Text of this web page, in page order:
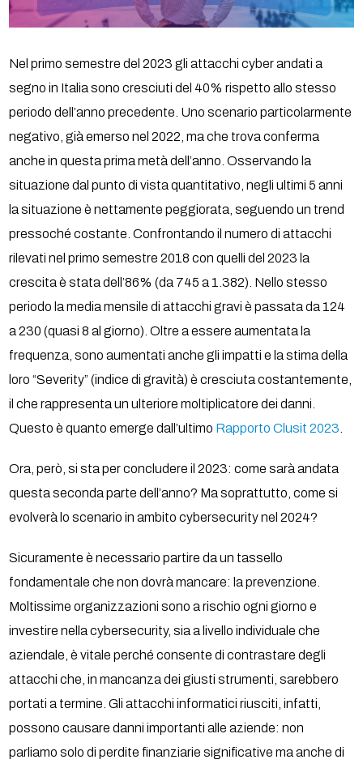
Nel primo semestre del 2023 gli attacchi cyber andati a
segno in Italia sono cresciuti del 40% rispetto allo stesso
periodo dell’anno precedente. Uno scenario particolarmente
negativo, già emerso nel 2022, ma che trova conferma
anche in questa prima metà dell’anno. Osservando la
situazione dal punto di vista quantitativo, negli ultimi 5 anni
la situazione è nettamente peggiorata, seguendo un trend
pressoché costante. Confrontando il numero di attacchi
rilevati nel primo semestre 2018 con quelli del 2023 la
crescita è stata dell’86% (da 745 a 1.382). Nello stesso
periodo la media mensile di attacchi gravi è passata da 124
a 230 (quasi 8 al giorno). Oltre a essere aumentata la
frequenza, sono aumentati anche gli impatti e la stima della
loro “Severity” (indice di gravità) è cresciuta costantemente,
il che rappresenta un ulteriore moltiplicatore dei danni.
Questo è quanto emerge dall’ultimo Rapporto Clusit 2023
Ora, però, si sta per concludere il 2023: come sarà andata
questa seconda parte dell’anno? Ma soprattutto, come si
evolverà lo scenario in ambito cybersecurity nel 2024?
Sicuramente è necessario partire da un tassello
fondamentale che non dovrà mancare: la prevenzione.
Moltissime organizzazioni sono a rischio ogni giorno e
investire nella cybersecurity, sia a livello individuale che
aziendale, è vitale perché consente di contrastare degli
attacchi che, in mancanza dei giusti strumenti, sarebbero
portati a termine. Gli attacchi informatici riusciti, infatti,
possono causare danni importanti alle aziende: non
parliamo solo di perdite finanziarie significative ma anche di